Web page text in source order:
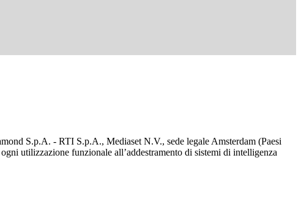
S.p.A. - RTI S.p.A., Mediaset N.V., sede legale Amsterdam (Paesi
utilizzazione funzionale all’addestramento di sistemi di intelligenza